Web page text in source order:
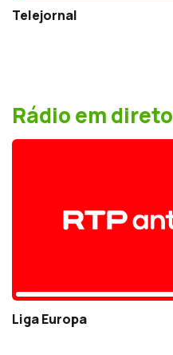
Telejornal
Rádio em direto
Liga Europa